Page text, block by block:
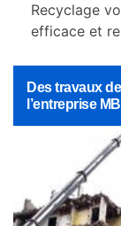
Des travaux
l’entreprise
Recyclage
efficace et